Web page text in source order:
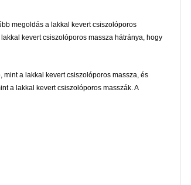
megoldás a lakkal kevert csiszolóporos
kevert csiszolóporos massza hátránya, hogy
a lakkal kevert csiszolóporos massza, és
a lakkal kevert csiszolóporos masszák. A